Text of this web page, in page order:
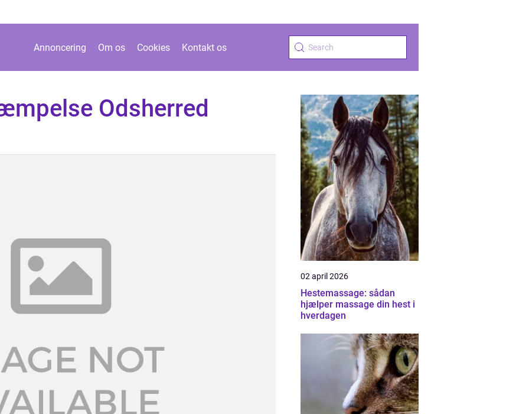
Annoncering Om os Cookies Kontakt os
Odsherred
02 april 2026
Hestemassage: sådan
hjælper massage din hest i
hverdagen